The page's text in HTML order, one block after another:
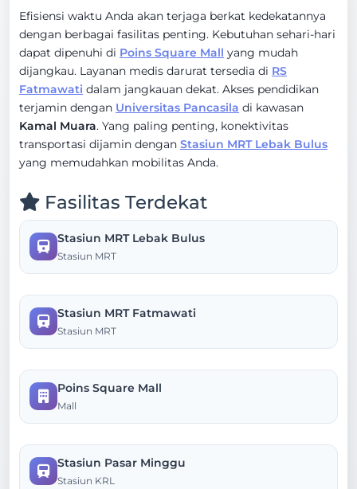
Efisiensi waktu Anda akan terjaga berkat kedekatannya
dengan berbagai fasilitas penting. Kebutuhan sehari-hari
dapat dipenuhi di Poins Square Mall yang mudah
dijangkau. Layanan medis darurat tersedia di RS
Fatmawati dalam jangkauan dekat. Akses pendidikan
terjamin dengan Universitas Pancasila di kawasan
Kamal Muara. Yang paling penting, konektivitas
transportasi dijamin dengan Stasiun MRT Lebak Bulus
yang memudahkan mobilitas Anda.
Fasilitas Terdekat
Stasiun MRT Lebak Bulus
Stasiun MRT
Stasiun MRT Fatmawati
Stasiun MRT
Poins Square Mall
Mall
Stasiun Pasar Minggu
Stasiun KRL